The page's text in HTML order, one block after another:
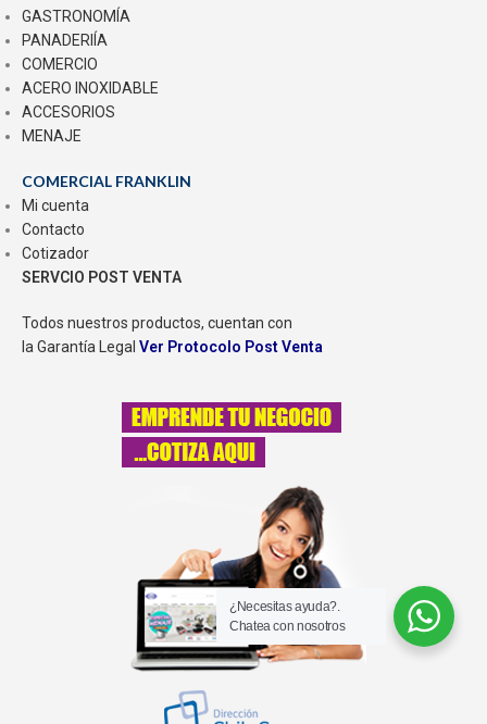
GASTRONOMÍA
PANADERIÍA
COMERCIO
ACERO INOXIDABLE
ACCESORIOS
MENAJE
COMERCIAL FRANKLIN
Mi cuenta
Contacto
Cotizador
SERVCIO POST VENTA
Todos nuestros productos, cuentan con
la Garantía Legal Ver Protocolo Post Venta
¿Necesitas ayuda?.
Chatea con nosotros